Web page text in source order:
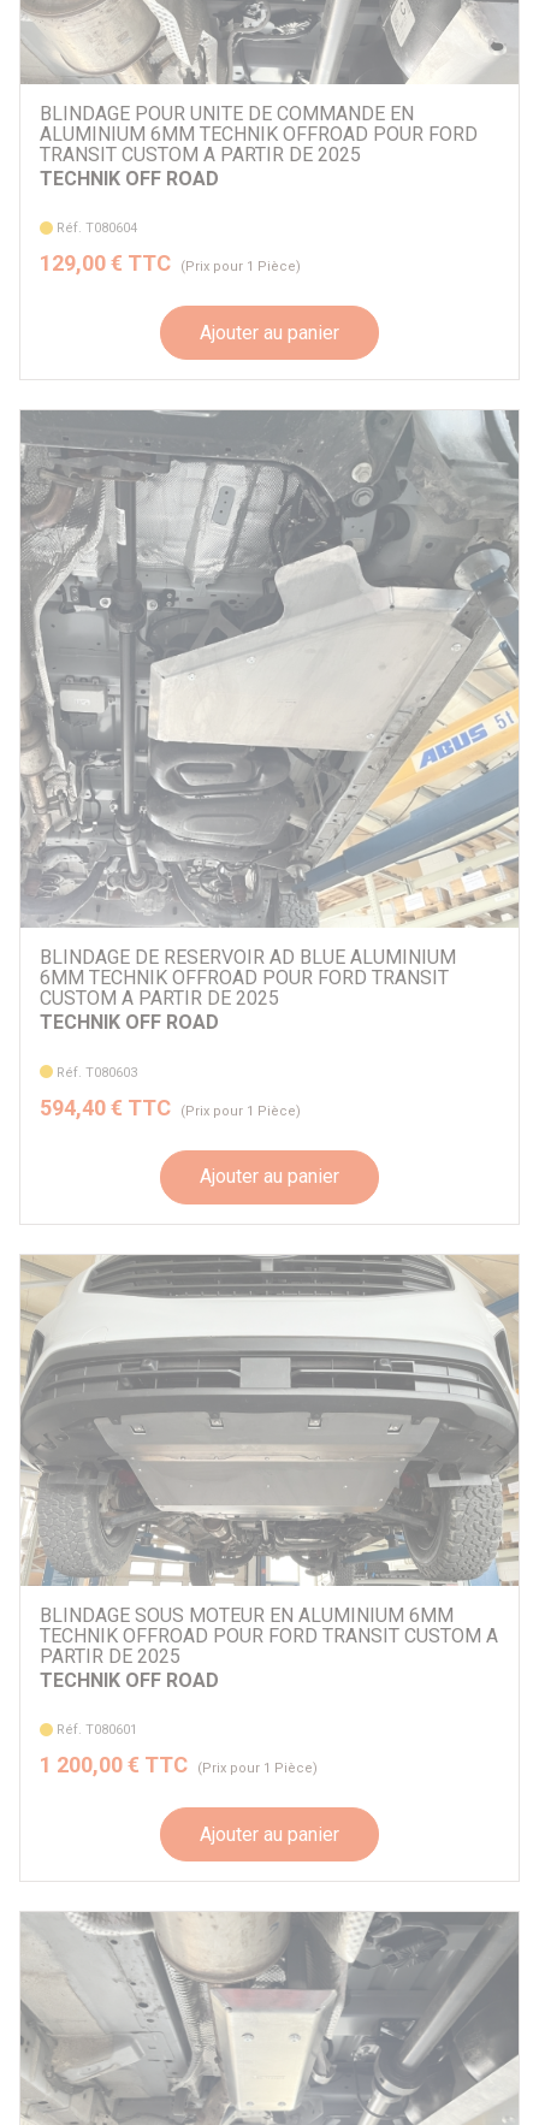
BLINDAGE POUR UNITE DE COMMANDE EN
ALUMINIUM 6MM TECHNIK OFFROAD POUR FORD
TRANSIT CUSTOM A PARTIR DE 2025
TECHNIK OFF ROAD
Réf. T080604
129,00 € TTC (Prix pour 1 Pièce)
Ajouter au panier
BLINDAGE DE RESERVOIR AD BLUE ALUMINIUM
6MM TECHNIK OFFROAD POUR FORD TRANSIT
CUSTOM A PARTIR DE 2025
TECHNIK OFF ROAD
Réf. T080603
594,40 € TTC (Prix pour 1 Pièce)
Ajouter au panier
BLINDAGE SOUS MOTEUR EN ALUMINIUM 6MM
TECHNIK OFFROAD POUR FORD TRANSIT CUSTOM A
PARTIR DE 2025
TECHNIK OFF ROAD
Réf. T080601
1 200,00 € TTC (Prix pour 1 Pièce)
Ajouter au panier